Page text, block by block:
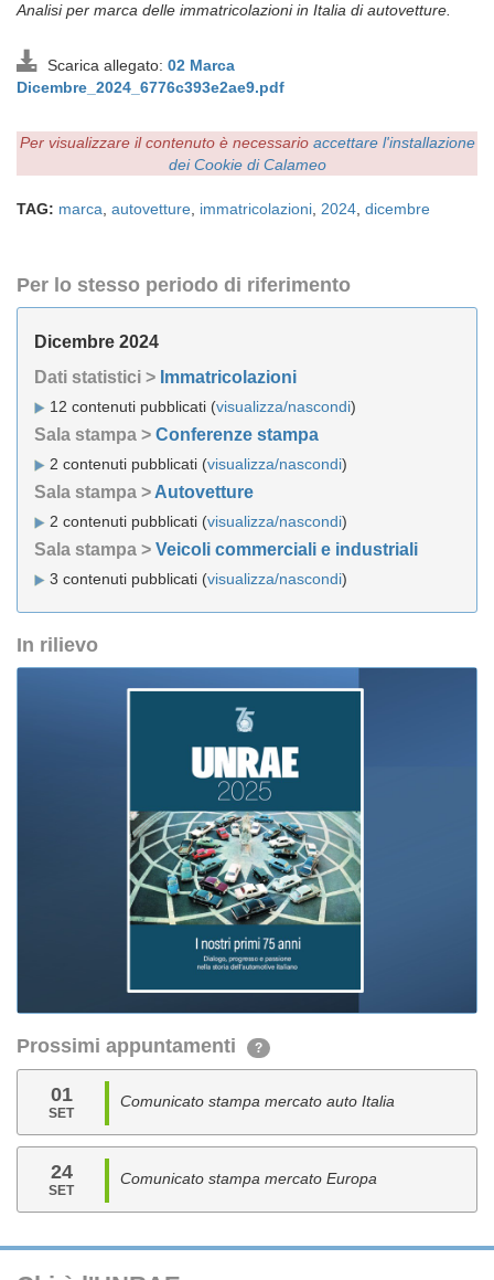
Analisi per marca delle immatricolazioni in Italia di autovetture.
Scarica allegato: 02 Marca
Dicembre_2024_6776c393e2ae9.pdf
Per visualizzare il contenuto è necessario accettare l'installazione
dei Cookie di Calameo
TAG: marca autovetture immatricolazioni 2024 dicembre
Per lo stesso periodo di riferimento
Dicembre 2024
Dati statistici > Immatricolazioni
12 contenuti pubblicati (visualizza/nascondi)
Sala stampa > Conferenze stampa
2 contenuti pubblicati (visualizza/nascondi)
Sala stampa > Autovetture
2 contenuti pubblicati (visualizza/nascondi)
Sala stampa > Veicoli commerciali e industriali
3 contenuti pubblicati (visualizza/nascondi)
In rilievo
Prossimi appuntamenti ?
01
SET
Comunicato stampa mercato auto Italia
24
SET
Comunicato stampa mercato Europa